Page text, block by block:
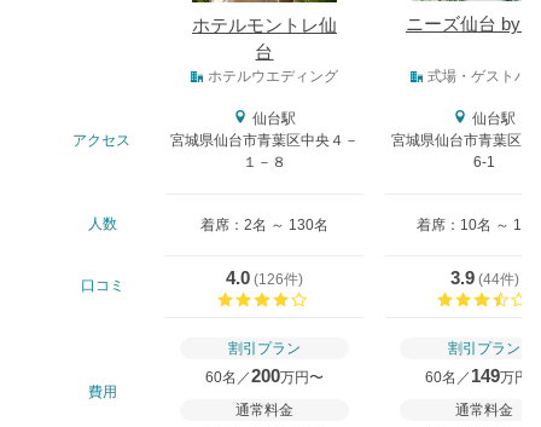
ホテルモントレ仙
台
ニーズ仙台 by
ホテルウエディング 式場・ゲストハ
アクセス
仙台駅
宮城県仙台市青葉区中央４－
１－８
仙台駅
宮城県仙台市青葉区一
6-1
人数 着席：2名 ～ 130名 着席：10名 ～ 130
口コミ 4.0 (126件)
3.9(44件)
費用
割引プラン
60名／200万円〜
通常料金
割引プラン
60名／ 149万円
通常料金